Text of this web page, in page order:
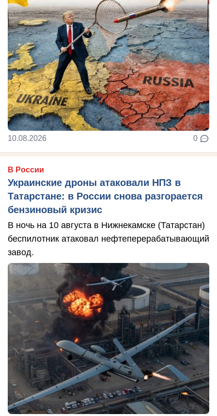
10.08.2026 0
В России
Украинские дроны атаковали НПЗ в
Татарстане: в России снова разгорается
бензиновый кризис
В ночь на 10 августа в Нижнекамске (Татарстан)
беспилотник атаковал нефтеперерабатывающий
завод.